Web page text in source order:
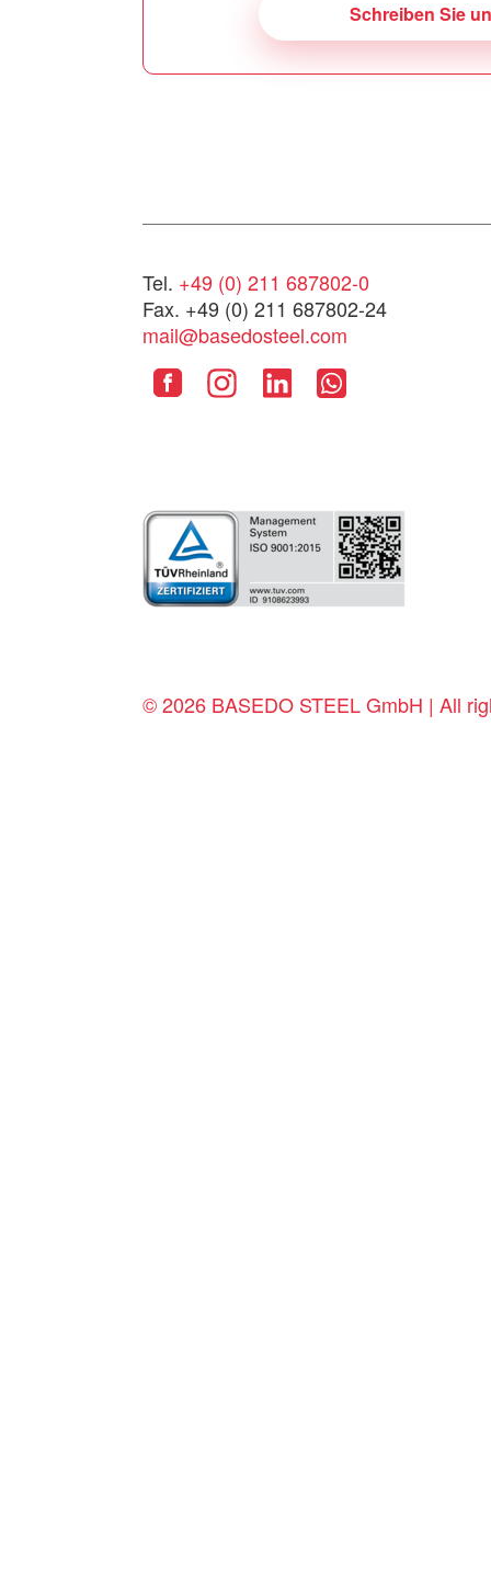
Schreiben Sie
Tel. +49 (0) 211 687802-0
Fax. +49 (0) 211 687802-24
mail@basedosteel.com
© 2026 BASEDO STEEL GmbH | All